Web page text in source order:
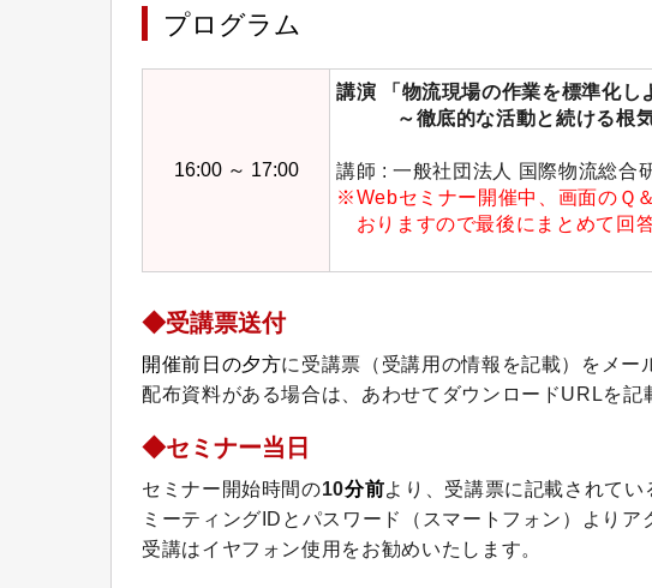
プログラム
16:00 ～ 17:00
講演 「物流現場の作業を標準化し
～徹底的な活動と続ける根
講師 : 一般社団法人 国際物流総
※Webセミナー開催中、画面のＱ
おりますので最後にまとめて回答
◆受講票送付
開催前日の夕方に受講票（受講用の情報を記載）をメー
配布資料がある場合は、あわせてダウンロードURLを記
◆セミナー当日
セミナー開始時間の10分前より、受講票に記載されてい
ミーティングIDとパスワード（スマートフォン）よりア
受講はイヤフォン使用をお勧めいたします。